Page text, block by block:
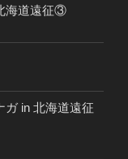
海道遠征③
ガ in 北海道遠征